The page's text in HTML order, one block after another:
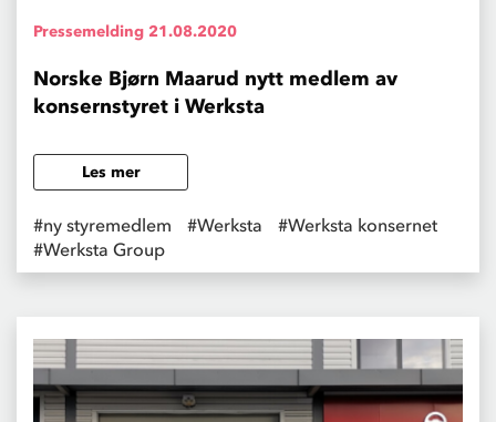
Pressemelding 21.08.2020
Norske Bjørn Maarud nytt medlem av
konsernstyret i Werksta
Les mer
#ny styremedlem #Werksta
#Werksta konsernet
#Werksta Group